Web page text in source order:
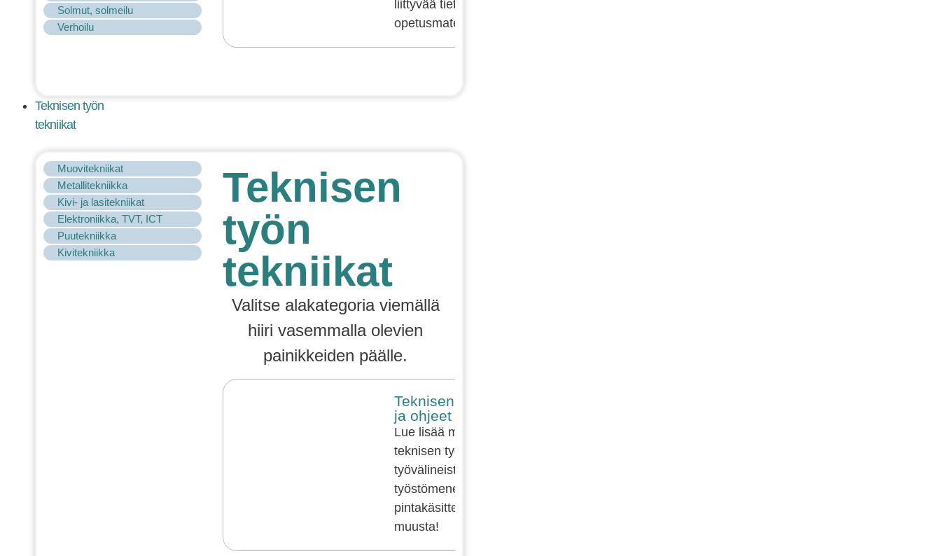
Solmut, solmeilu
Verhoilu
liittyvää tietoa, ohjeita ja
opetusmateriaalia!
Teknisen työn
tekniikat
Muovitekniikat
Metallitekniikka
Kivi- ja lasitekniikat
Elektroniikka, TVT, ICT
Puutekniikka
Kivitekniikka
Teknisen
työn
tekniikat
Valitse alakategoria viemällä
hiiri vasemmalla olevien
painikkeiden päälle.
Teknisen työn tekniikat
ja ohjeet
Lue lisää muun muassa
teknisen työn puutekniikasta;
työvälineistä,
työstömenetelmistä,
pintakäsittelystä ja paljon
muusta!